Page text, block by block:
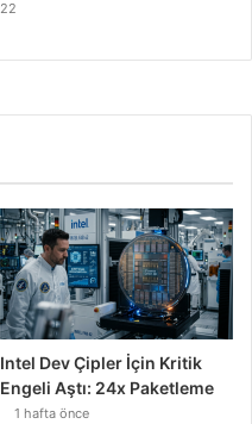
Intel Dev Çipler İçin Kritik
Engeli Aştı: 24x Paketleme
1 hafta önce